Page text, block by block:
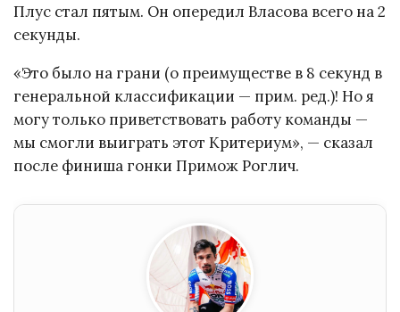
Плус стал пятым. Он опередил Власова всего на 2
секунды.
«Это было на грани (о преимуществе в 8 секунд в
генеральной классификации — прим. ред.)! Но я
могу только приветствовать работу команды —
мы смогли выиграть этот Критериум», — сказал
после финиша гонки Примож Роглич.